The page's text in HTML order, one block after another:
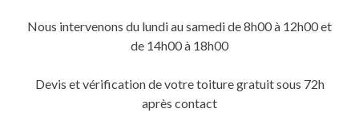
fenêtre)
Nous intervenons du lundi au samedi de 8h00 à 12h00 et
de 14h00 à 18h00
Devis et vérification de votre toiture gratuit sous 72h
après contact